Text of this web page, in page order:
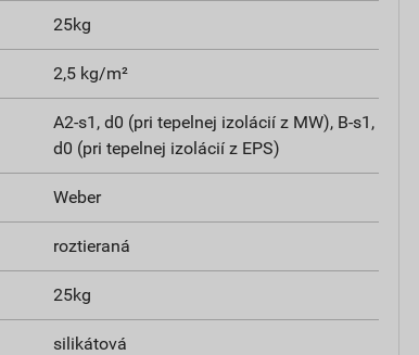
25kg
2,5 kg/m²
A2-s1, d0 (pri tepelnej izolácií z MW), B-s1,
d0 (pri tepelnej izolácií z EPS)
Weber
roztieraná
25kg
silikátová